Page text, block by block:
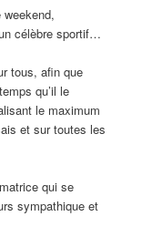
célèbre sportif…
tous, afin que
qu’il le
le maximum
et sur toutes les
qui se
sympathique et